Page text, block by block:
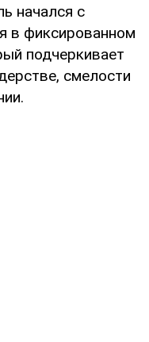
начался с
в фиксированном
подчеркивает
смелости